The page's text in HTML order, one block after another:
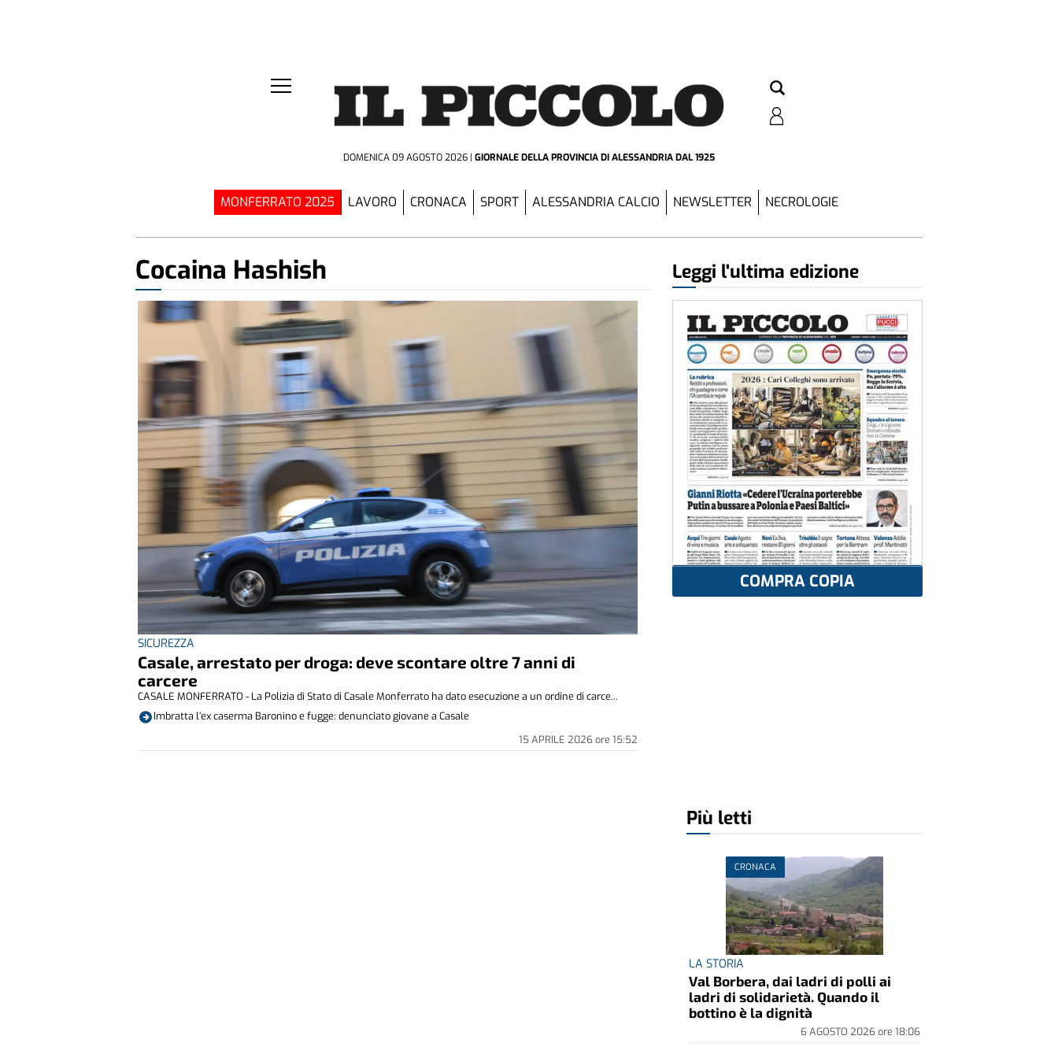
DOMENICA 09 AGOSTO 2026 GIORNALE DELLA PROVINCIADI ALESSANDRIA DAL 1925
MONFERRATO 2025 LAVORO CRONACA SPORT ALESSANDRIA CALCIO NEWSLETTER NECROLOGIE
Cocaina Hashish
SICUREZZA
Casale, arrestato per droga: deve scontare oltre 7 anni di
carcere
15 APRILE 2026ore 15:52
CASALE MONFERRATO - La Polizia di Stato di Casale Monferrato ha dato esecuzione a un ordine di carce...
Imbratta l’ex caserma Baronino e fugge: denunciato giovane a Casale
Leggi l'ultima edizione
COMPRA COPIA
Più letti
CRONACA
LA STORIA
Val Borbera, dai ladri di polli ai
ladri di solidarietà. Quando il
bottino è la dignità
6 AGOSTO 2026ore 18:06